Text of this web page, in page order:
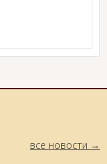
все новости